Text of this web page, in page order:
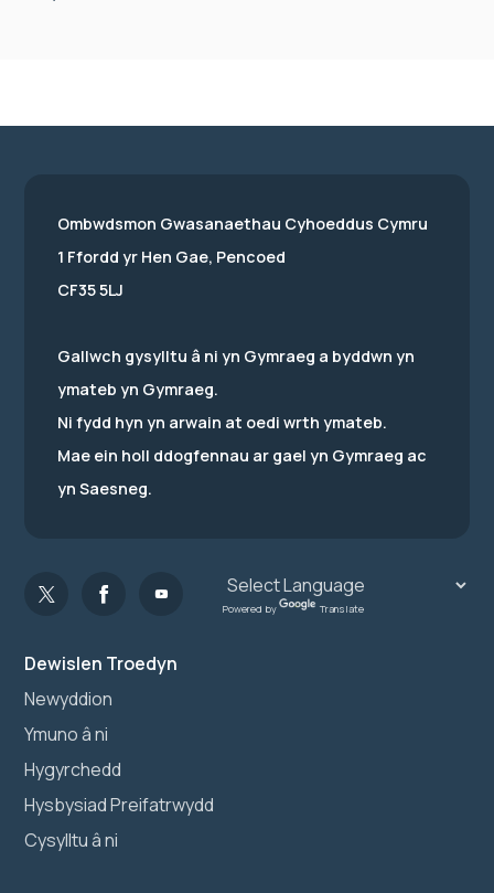
Dewislen Troedyn
Newyddion
Ymuno â ni
Hygyrchedd
Hysbysiad Preifatrwydd
Cysylltu â ni
Ombwdsmon Gwasanaethau Cyhoeddus Cymru
1 Ffordd yr Hen Gae, Pencoed
CF35 5LJ
Gallwch gysylltu â ni yn Gymraeg a byddwn yn
ymateb yn Gymraeg.
Ni fydd hyn yn arwain at oedi wrth ymateb.
Mae ein holl ddogfennau ar gael yn Gymraeg ac
yn Saesneg.
Powered by Translate